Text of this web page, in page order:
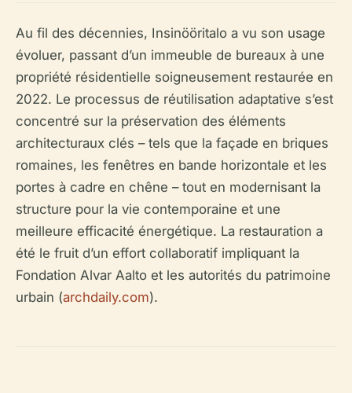
Au fil des décennies, Insinööritalo a vu son usage
évoluer, passant d’un immeuble de bureaux à une
propriété résidentielle soigneusement restaurée en
2022. Le processus de réutilisation adaptative s’est
concentré sur la préservation des éléments
architecturaux clés – tels que la façade en briques
romaines, les fenêtres en bande horizontale et les
portes à cadre en chêne – tout en modernisant la
structure pour la vie contemporaine et une
meilleure efficacité énergétique. La restauration a
été le fruit d’un effort collaboratif impliquant la
Fondation Alvar Aalto et les autorités du patrimoine
urbain (archdaily.com).